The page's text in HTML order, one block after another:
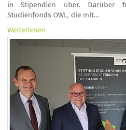
in Stipendien über. Darüber
Studienfonds OWL, die mit…
Weiterlesen